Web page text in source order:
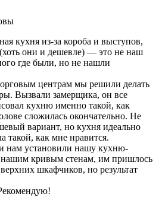
кухня из-за короба и выступов,
они и дешевле) — это не наш
где были, но не нашли
центрам мы решили делать
Вызвали замерщика, он все
кухню именно такой, как
сложилась окончательно. Не
вариант, но кухня идеально
такой, как мне нравится.
нам установили нашу кухню-
нашим кривым стенам, им пришлось
шкафчиков, но результат